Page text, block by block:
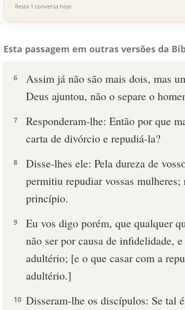
Resta 1 conversa hoje
Esta passagem em outras versões da
6
Assim já não são mais dois, mas
Deus ajuntou, não o separe o
7
Responderam-lhe: Então por que
carta de divórcio e repudiá-la?
8
Disse-lhes ele: Pela dureza de
permitiu repudiar vossas
princípio.
9
Eu vos digo porém, que qualquer
não ser por causa de infidelidade,
adultério; [e o que casar com a
adultério.]
10 Disseram-lhe os discípulos: Se tal